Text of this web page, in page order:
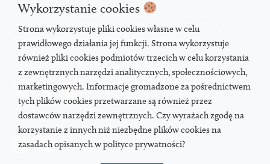
info@wydawnictwopauza.pl
+48 501 177 119 (czynny w dni powszednie w godzinach 11-15,
proszę o wysłanie wiadomości SMS, gdybym nie odbierała)
SOCIAL MEDIA
PODCAST
Wykorzystanie cookies
Strona wykorzystuje pliki cookies własne w celu
prawidłowego działania jej funkcji. Strona wykorzystuje
również pliki cookies podmiotów trzecich w celu korzystania
z zewnętrznych narzędzi analitycznych, społecznościowych,
marketingowych. Informacje gromadzone za pośrednictwem
tych plików cookies przetwarzane są również przez
dostawców narzędzi zewnętrznych. Czy wyrażach zgodę na
korzystanie z innych niż niezbędne plików cookies na
zasadach opisanych w polityce prywatności?